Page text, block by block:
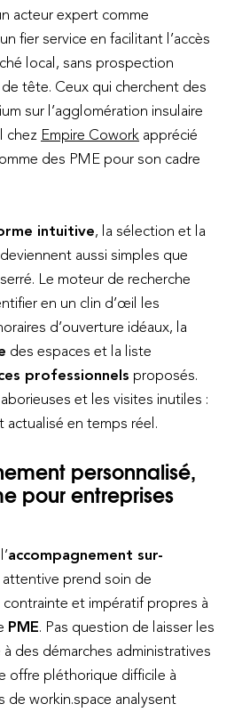
acteur expert comme
fier service en facilitant l’accès
local, sans prospection
tête. Ceux qui cherchent des
sur l’agglomération insulaire
chez Empire Cowork apprécié
des PME pour son cadre
intuitive, la sélection et la
aussi simples que
Le moteur de recherche
en un clin d’œil les
d’ouverture idéaux, la
des espaces et la liste
professionnels proposés.
et les visites inutiles :
en temps réel.
personnalisé,
pour entreprises
accompagnement sur-
attentive prend soin de
et impératif propres à
PME. Pas question de laisser les
des démarches administratives
offre pléthorique difficile à
de workin.space analysent